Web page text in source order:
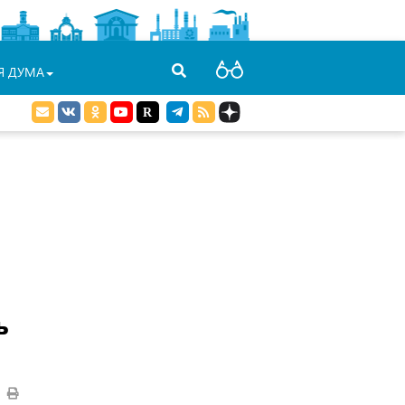
ДУМА